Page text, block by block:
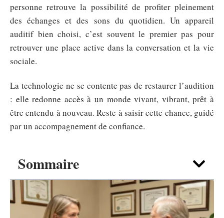
Sommaire
personne retrouve la possibilité de profiter pleinement
des échanges et des sons du quotidien. Un appareil
auditif bien choisi, c’est souvent le premier pas pour
retrouver une place active dans la conversation et la vie
sociale.
La technologie ne se contente pas de restaurer l’audition
: elle redonne accès à un monde vivant, vibrant, prêt à
être entendu à nouveau. Reste à saisir cette chance, guidé
par un accompagnement de confiance.